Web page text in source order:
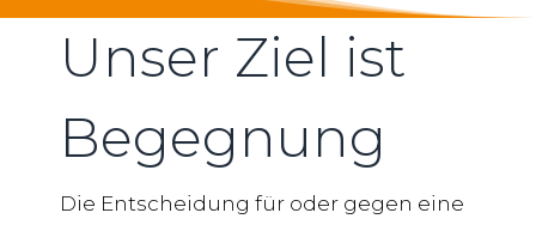
Unser Ziel ist
Begegnung
Die Entscheidung für oder gegen eine